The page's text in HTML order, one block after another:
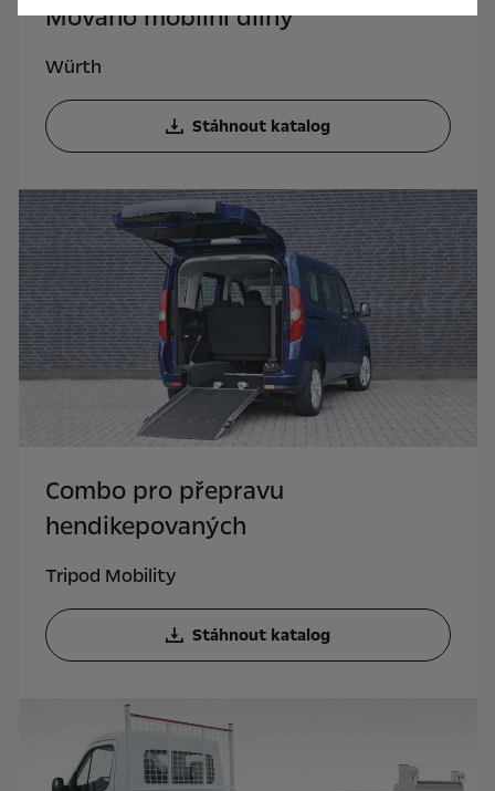
Movano mobilní dílny
Würth
Stáhnout katalog
Combo pro přepravu
hendikepovaných
Tripod Mobility
Stáhnout katalog